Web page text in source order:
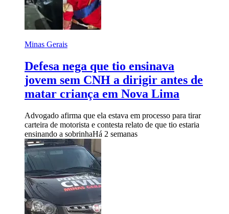
Minas Gerais
Defesa nega que tio ensinava
jovem sem CNH a dirigir antes de
matar criança em Nova Lima
Advogado afirma que ela estava em processo para tirar
carteira de motorista e contesta relato de que tio estaria
ensinando a sobrinhaHá 2 semanas